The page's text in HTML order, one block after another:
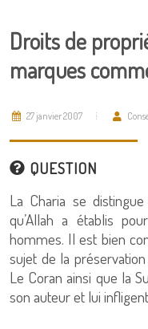
Droits de
marques
27 janvier 2007
QUESTION
La Charia se
qu’Allah a établis
hommes. Il est bien
sujet de la
Le Coran ainsi que la
son auteur et lui